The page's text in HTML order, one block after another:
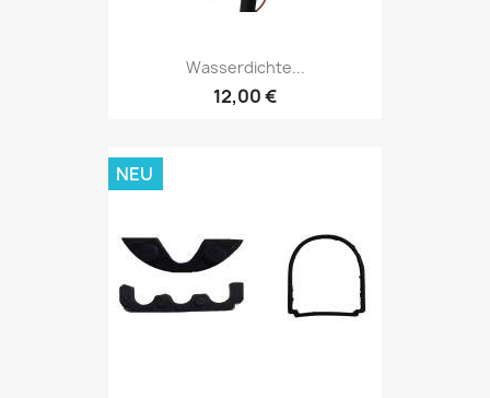
Wasserdichte...
12,00 €
NEU